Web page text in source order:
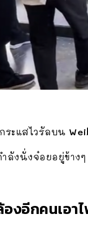
ระแสไวรัลบน
ลังนั่งจ๋อยอยู่ข้าง
งอีกคนเอา